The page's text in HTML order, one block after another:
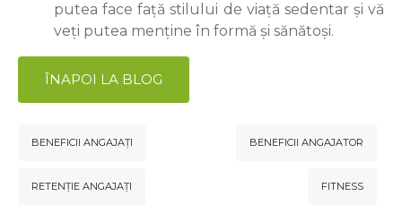
putea face față stilului de viață sedentar și vă
veți putea menține în formă și sănătoși.
ÎNAPOI LA BLOG
BENEFICII ANGAJAȚI BENEFICII ANGAJATOR
RETENȚIE ANGAJAȚI FITNESS